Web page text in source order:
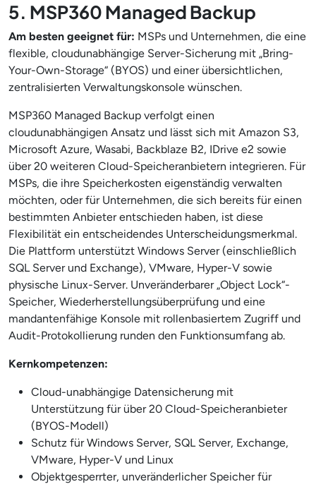
5. MSP360 Managed Backup
Am besten geeignet für: MSPs und Unternehmen, die eine
flexible, cloudunabhängige Server-Sicherung mit „Bring-
Your-Own-Storage“ (BYOS) und einer übersichtlichen,
zentralisierten Verwaltungskonsole wünschen.
MSP360 Managed Backup verfolgt einen
cloudunabhängigen Ansatz und lässt sich mit Amazon S3,
Microsoft Azure, Wasabi, Backblaze B2, IDrive e2 sowie
über 20 weiteren Cloud-Speicheranbietern integrieren. Für
MSPs, die ihre Speicherkosten eigenständig verwalten
möchten, oder für Unternehmen, die sich bereits für einen
bestimmten Anbieter entschieden haben, ist diese
Flexibilität ein entscheidendes Unterscheidungsmerkmal.
Die Plattform unterstützt Windows Server (einschließlich
SQL Server und Exchange), VMware, Hyper-V sowie
physische Linux-Server. Unveränderbarer „Object Lock“-
Speicher, Wiederherstellungsüberprüfung und eine
mandantenfähige Konsole mit rollenbasiertem Zugriff und
Audit-Protokollierung runden den Funktionsumfang ab.
Kernkompetenzen:
Cloud-unabhängige Datensicherung mit
Unterstützung für über 20 Cloud-Speicheranbieter
(BYOS-Modell)
Schutz für Windows Server, SQL Server, Exchange,
VMware, Hyper-V und Linux
Objektgesperrter, unveränderlicher Speicher für